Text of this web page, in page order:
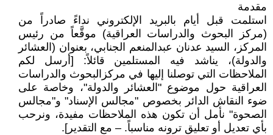
مقدمة
استلمت قبل أيام بالبريد الإلكتروني نداءً صادراً من
(مركز البحوث والدراسات العراقية) موقَّعاً من رئيس
المركز، السيد عدنان عبدالمنعم الجنابي، بعنوان (العشائر
والدولة)، يناشد فيه المستلمين قائلاً: [أرسل لكم
الملاحظات التي توصلنا إليها في مركزالبحوث والدراسات
العراقية حول موضوع "العشائر والدولة"، وخاصة على
ضوء النقاش الدائر بخصوص "مجالس الإسناد" و"مجالس
الصحوة" نأمل أن تكون هذه الملاحظات مفيدة، ونرحب
بأي تعديل أو تعليق ترونه مناسباً. – مع التقدير].